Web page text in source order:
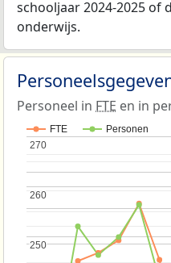
schooljaar 2024-2025 of
onderwijs.
Personeel in FTE en in
FTE Personen
250
250
260
260
270
270